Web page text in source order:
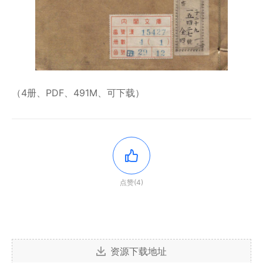
（4册、PDF、491M、可下载）
点赞(4)
资源下载地址